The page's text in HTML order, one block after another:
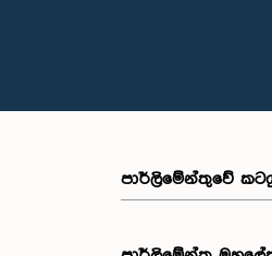
පාර්ලිමේන්තුවේ